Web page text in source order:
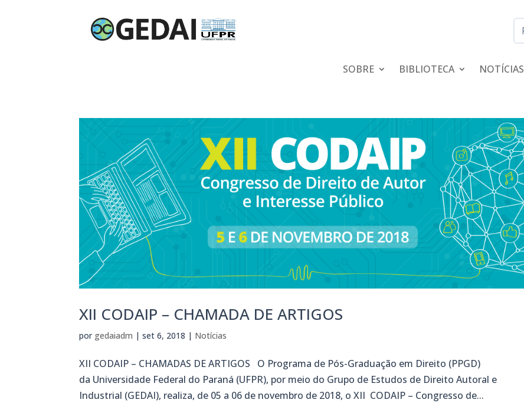
SOBRE BIBLIOTECA NOTÍCIAS
XII CODAIP – CHAMADA DE ARTIGOS
por gedaiadm |set 6, 2018 | Notícias
XII CODAIP – CHAMADAS DE ARTIGOS O Programa de Pós-Graduação em Direito (PPGD)
da Universidade Federal do Paraná (UFPR), por meio do Grupo de Estudos de Direito Autoral e
Industrial (GEDAI), realiza, de 05 a 06 de novembro de 2018, o XII CODAIP – Congresso de...